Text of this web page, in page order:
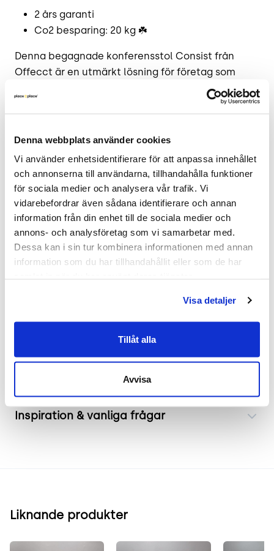
Denna webbplats använder cookies
Vi använder enhetsidentifierare för att anpassa innehållet
och annonserna till användarna, tillhandahålla funktioner
för sociala medier och analysera vår trafik. Vi
vidarebefordrar även sådana identifierare och annan
information från din enhet till de sociala medier och
annons- och analysföretag som vi samarbetar med.
Dessa kan i sin tur kombinera informationen med annan
information som du har tillhandahållit eller som de har
Visa detaljer
Tillåt alla
Avvisa
2 års garanti
Co2 besparing: 20 kg ☘️
Denna begagnade konferensstol Consist från
Offecct är en utmärkt lösning för företag som
söker både komfort och stil i sina mötesrum.
Stolen har en elegant design med grå klädsel och
Oavsett om du behöver möblera ett
konferensrum, ett mötesrum, en lounge eller en
lobby är denna konferensstol ett utmärkt val.
Läs mer - tillverkarens produktsida.
.
Mått
Inspiration & vanliga frågar
Liknande produkter